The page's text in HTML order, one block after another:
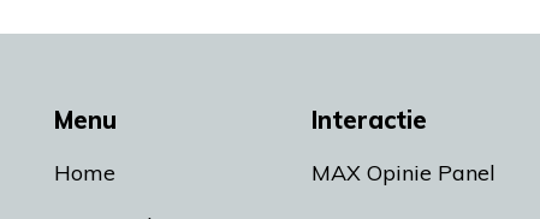
Menu
Home
Interactie
MAX Opinie Panel